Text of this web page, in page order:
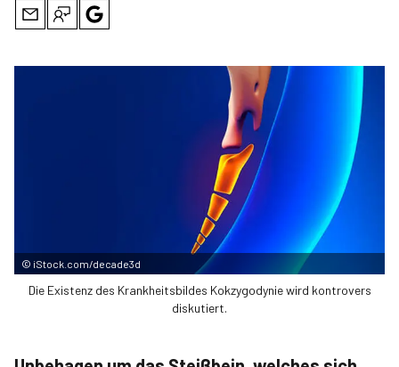
© iStock.com/decade3d
Die Existenz des Krankheitsbildes Kokzygodynie wird kontrovers
diskutiert.